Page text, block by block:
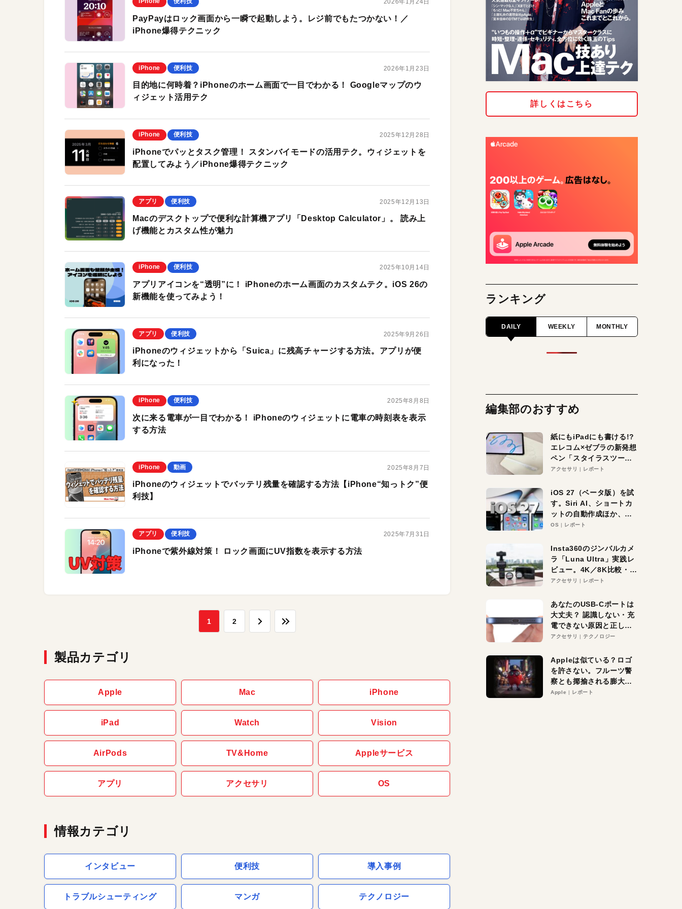
2026年1月24日
PayPayはロック画面から一瞬で起動しよう。レジ前でもたつかない！／
iPhone爆得テクニック
iPhone 便利技 2026年1月23日
目的地に何時着？iPhoneのホーム画面で一目でわかる！ Googleマップのウ
ィジェット活用テク
iPhone 便利技 2025年12月28日
iPhoneでパッとタスク管理！ スタンバイモードの活用テク。ウィジェットを
配置してみよう／iPhone爆得テクニック
アプリ 便利技 2025年12月13日
Macのデスクトップで便利な計算機アプリ「Desktop Calculator」。 読み上
げ機能とカスタム性が魅力
iPhone 便利技 2025年10月14日
アプリアイコンを“透明”に！ iPhoneのホーム画面のカスタムテク。iOS 26の
新機能を使ってみよう！
アプリ 便利技 2025年9月26日
iPhoneのウィジェットから「Suica」に残高チャージする方法。アプリが便
利になった！
iPhone 便利技 2025年8月8日
次に来る電車が一目でわかる！ iPhoneのウィジェットに電車の時刻表を表示
する方法
iPhone 動画 2025年8月7日
iPhoneのウィジェットでバッテリ残量を確認する方法【iPhone“知っトク”便
利技】
アプリ 便利技 2025年7月31日
iPhoneで紫外線対策！ ロック画面にUV指数を表示する方法
1 2
製品カテゴリ
Apple Mac iPhone
iPad Watch Vision
AirPods TV&Home Appleサービス
アプリ アクセサリ OS
情報カテゴリ
インタビュー 便利技 導入事例
トラブルシューティング マンガ テクノロジー
詳しくはこちら
ランキング
DAILY WEEKLY MONTHLY
編集部のおすすめ
紙にもiPadにも書ける!?
エレコム×ゼブラの新発想
ペン「スタイラスツーウ
ェイ」レビュー。持ち替
アクセサリ レポート
iOS 27（ベータ版）を試
す。Siri AI、ショートカ
ットの自動作成ほか、期
待大の便利機能5選。
る未来はすぐそこ！
OS レポート
Insta360のジンバルカメ
ラ「Luna Ultra」実践レ
ビュー。4K／8K比較・ズ
ーム・夜間撮影をチェッ
アクセサリ レポート
あなたのUSB-Cポートは
大丈夫？ 認識しない・充
電できない原因と正しい
対策
アクセサリ テクノロジー
Appleは似ている？ロゴ
を許さない。フルーツ警
察とも揶揄される膨大な
異議申し立て。対象は非
Apple レポート